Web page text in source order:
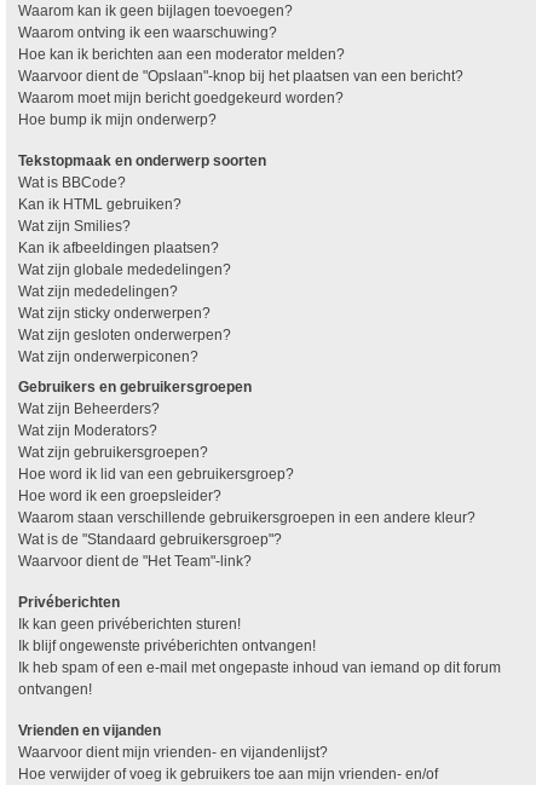
Waarom kan ik geen bijlagen toevoegen?
Waarom ontving ik een waarschuwing?
Hoe kan ik berichten aan een moderator melden?
Waarvoor dient de "Opslaan"-knop bij het plaatsen van een bericht?
Waarom moet mijn bericht goedgekeurd worden?
Hoe bump ik mijn onderwerp?
Tekstopmaak en onderwerp soorten
Wat is BBCode?
Kan ik HTML gebruiken?
Wat zijn Smilies?
Kan ik afbeeldingen plaatsen?
Wat zijn globale mededelingen?
Wat zijn mededelingen?
Wat zijn sticky onderwerpen?
Wat zijn gesloten onderwerpen?
Wat zijn onderwerpiconen?
Gebruikers en gebruikersgroepen
Wat zijn Beheerders?
Wat zijn Moderators?
Wat zijn gebruikersgroepen?
Hoe word ik lid van een gebruikersgroep?
Hoe word ik een groepsleider?
Waarom staan verschillende gebruikersgroepen in een andere kleur?
Wat is de "Standaard gebruikersgroep"?
Waarvoor dient de "Het Team"-link?
Privéberichten
Ik kan geen privéberichten sturen!
Ik blijf ongewenste privéberichten ontvangen!
Ik heb spam of een e-mail met ongepaste inhoud van iemand op dit forum
ontvangen!
Vrienden en vijanden
Waarvoor dient mijn vrienden- en vijandenlijst?
Hoe verwijder of voeg ik gebruikers toe aan mijn vrienden- en/of